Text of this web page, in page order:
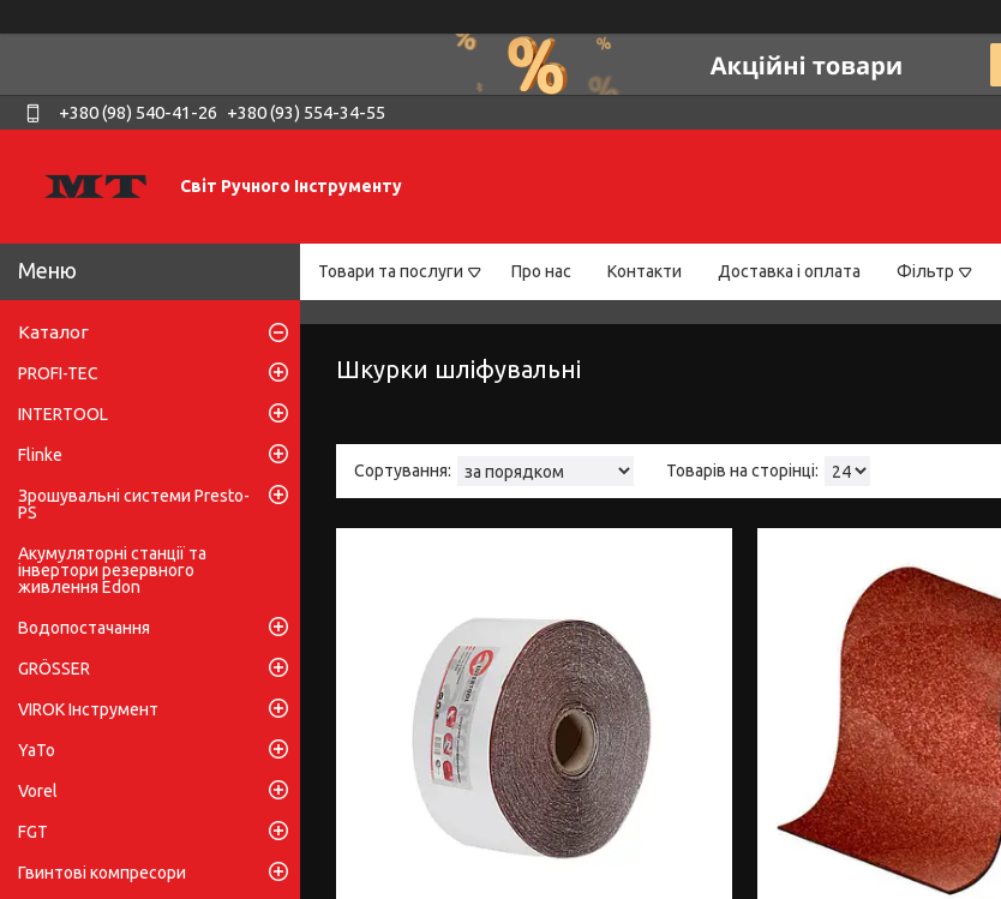
+380 (98) 540-41-26 +380 (93) 554-34-55
Світ Ручного Інструменту
Товари та послуги Про нас Контакти Доставка і оплата Фільтр
Шкурки шліфувальні
Каталог
PROFI-TEC
INTERTOOL
Flinke
Зрошувальні системи Presto-
PS
Акумуляторні станції та
інвертори резервного
живлення Edon
Водопостачання
GRÖSSER
VIROK Інструмент
YaTo
Vorel
FGT
Гвинтові компресори